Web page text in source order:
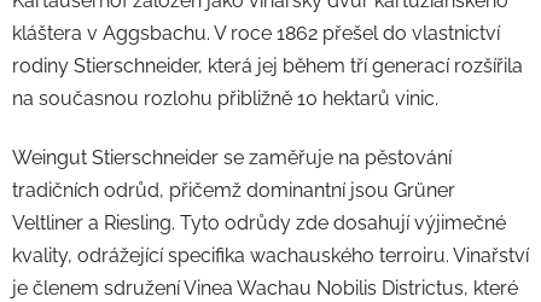
d
a
c
í
r
v
k
y
v
ý
kláštera v Aggsbachu. V roce 1862 přešel do vlastnictví
rodiny Stierschneider, která jej během tří generací rozšířila
na současnou rozlohu přibližně 10 hektarů vinic.​
Weingut Stierschneider se zaměřuje na pěstování
tradičních odrůd, přičemž dominantní jsou Grüner
Veltliner a Riesling. Tyto odrůdy zde dosahují výjimečné
kvality, odrážející specifika wachauského terroiru. Vinařství
je členem sdružení Vinea Wachau Nobilis Districtus, které